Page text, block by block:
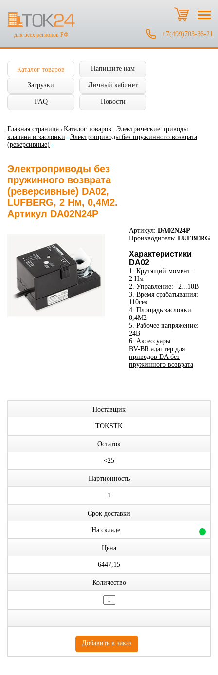
для всех регионов РФ +7(499)703-36-21
Каталог товаров Напишите нам
Загрузки Личный кабинет
FAQ Новости
Главная страница Каталог товаров
Электрические приводы
клапана и заслонки
Электроприводы без пружинного возврата
(реверсивные)
Электроприводы без
пружинного возврата
(реверсивные) DA02,
LUFBERG, 2 Нм, 0,4М2.
Артикул DA02N24P
Артикул: DA02N24P
Производитель: LUFBERG
Характеристики
DA02
1. Крутящий момент:
2 Нм
2. Управление:
2...10В
3. Время срабатывания:
110сек
4. Площадь заслонки:
0,4М2
5. Рабочее напряжение:
24В
6. Аксессуары:
BV-BR адаптер для
приводов DA без
пружинного возврата
Поставщик
TOKSTK
Остаток
<25
Партионность
1
Срок доставки
На складе
Цена
6447,15
Количество